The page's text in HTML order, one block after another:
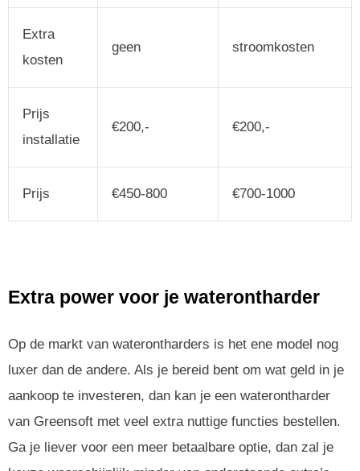
Extra
kosten
geen stroomkosten
Prijs
installatie
€200,- €200,-
Prijs €450-800 €700-1000
Extra power voor je waterontharder
Op de markt van waterontharders is het ene model nog
luxer dan de andere. Als je bereid bent om wat geld in je
aankoop te investeren, dan kan je een waterontharder
van Greensoft met veel extra nuttige functies bestellen.
Ga je liever voor een meer betaalbare optie, dan zal je